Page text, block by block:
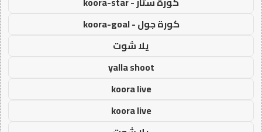
كورة جول - koora-goal
يلا شوت
yalla shoot
koora live
koora live